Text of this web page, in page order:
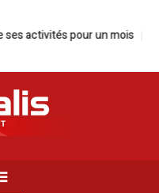
activités pour un mois